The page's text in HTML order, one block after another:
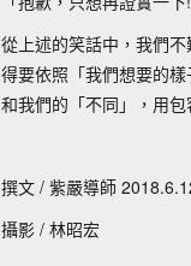
從上述的笑話中，我們
得要依照「我們想要的樣
和我們的「不同」，用
撰文 / 紫嚴導師
攝影 / 林昭宏